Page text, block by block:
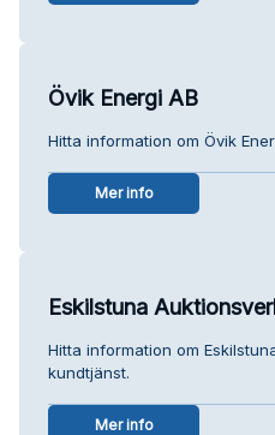
Övik Energi AB
Hitta information om Övik
Mer info
Eskilstuna
Hitta information om
kundtjänst.
Mer info